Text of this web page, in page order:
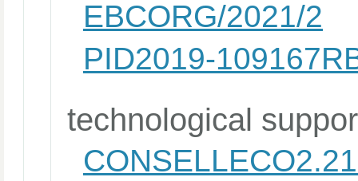
EBCORG/2021/2
PID2019-
technological